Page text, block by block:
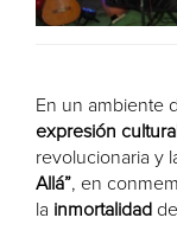
En un ambiente
expresión cultural
revolucionaria y
Allá”, en
la inmortalidad